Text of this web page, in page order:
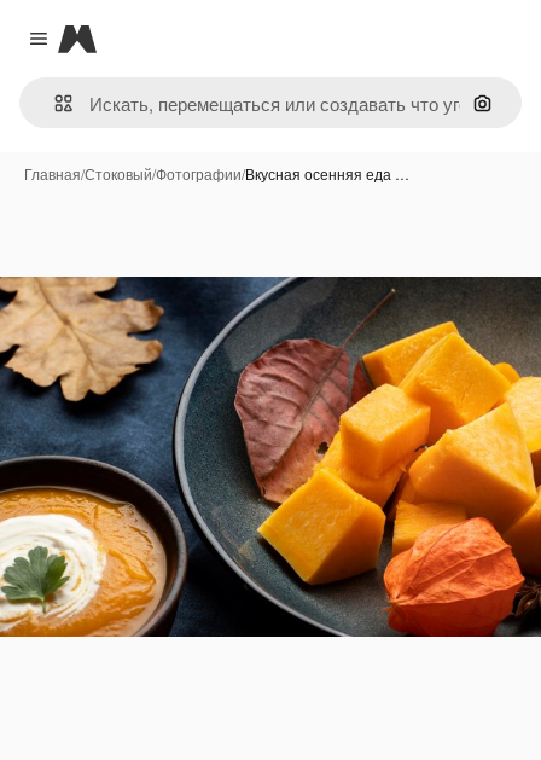
Close menu
Magnific
Поиск
Главная/Стоковый/Фотографии/Вкусная осенняя еда …